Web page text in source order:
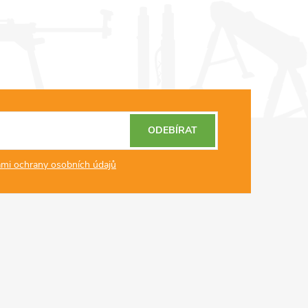
ochrany osobních údajů
ODEBÍRAT